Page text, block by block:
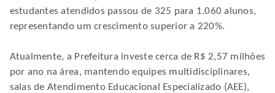
estudantes atendidos passou de 325 para 1.060 alunos,
representando um crescimento superior a 220%.
Atualmente, a Prefeitura investe cerca de R$ 2,57 milhões
por ano na área, mantendo equipes multidisciplinares,
salas de Atendimento Educacional Especializado (AEE),